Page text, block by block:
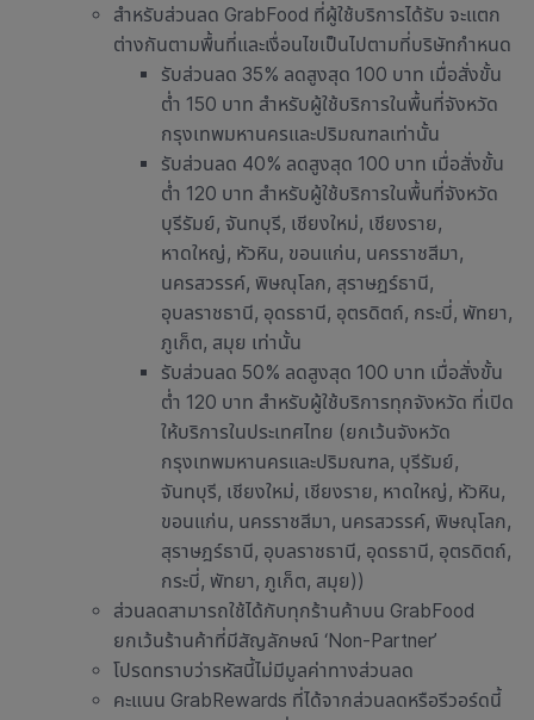
สำหรับส่วนลด GrabFood ที่ผู้ใช้บริการได้รับ จะแตก
ต่างกันตามพื้นที่และเงื่อนไขเป็นไปตามที่บริษัทกำหนด
รับส่วนลด 35% ลดสูงสุด 100 บาท เมื่อสั่งขั้น
ต่ำ 150 บาท สำหรับผู้ใช้บริการในพื้นที่จังหวัด
กรุงเทพมหานครและปริมณฑลเท่านั้น
รับส่วนลด 40% ลดสูงสุด 100 บาท เมื่อสั่งขั้น
ต่ำ 120 บาท สำหรับผู้ใช้บริการในพื้นที่จังหวัด
บุรีรัมย์, จันทบุรี, เชียงใหม่, เชียงราย,
หาดใหญ่, หัวหิน, ขอนแก่น, นครราชสีมา,
นครสวรรค์, พิษณุโลก, สุราษฎร์ธานี,
อุบลราชธานี, อุดรธานี, อุตรดิตถ์, กระบี่, พัทยา,
ภูเก็ต, สมุย เท่านั้น
รับส่วนลด 50% ลดสูงสุด 100 บาท เมื่อสั่งขั้น
ต่ำ 120 บาท สำหรับผู้ใช้บริการทุกจังหวัด ที่เปิด
ให้บริการในประเทศไทย (ยกเว้นจังหวัด
กรุงเทพมหานครและปริมณฑล, บุรีรัมย์,
จันทบุรี, เชียงใหม่, เชียงราย, หาดใหญ่, หัวหิน,
ขอนแก่น, นครราชสีมา, นครสวรรค์, พิษณุโลก,
สุราษฎร์ธานี, อุบลราชธานี, อุดรธานี, อุตรดิตถ์,
กระบี่, พัทยา, ภูเก็ต, สมุย))
ส่วนลดสามารถใช้ได้กับทุกร้านค้าบน GrabFood
ยกเว้นร้านค้าที่มีสัญลักษณ์ ‘Non-Partner’
โปรดทราบว่ารหัสนี้ไม่มีมูลค่าทางส่วนลด
คะแนน GrabRewards ที่ได้จากส่วนลดหรือรีวอร์ดนี้